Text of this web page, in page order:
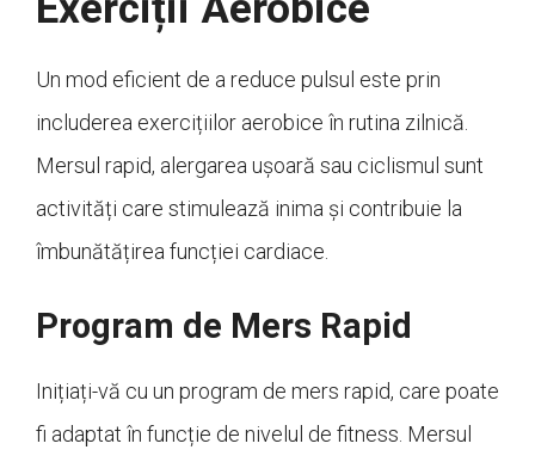
Un mod eficient de a reduce pulsul este prin
includerea exercițiilor aerobice în rutina zilnică.
Mersul rapid, alergarea ușoară sau ciclismul sunt
activități care stimulează inima și contribuie la
îmbunătățirea funcției cardiace.
Program de Mers Rapid
Inițiați-vă cu un program de mers rapid, care poate
fi adaptat în funcție de nivelul de fitness. Mersul